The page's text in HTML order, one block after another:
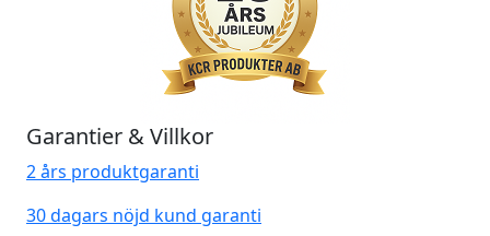
Garantier & Villkor
2 års produktgaranti
30 dagars nöjd kund garanti